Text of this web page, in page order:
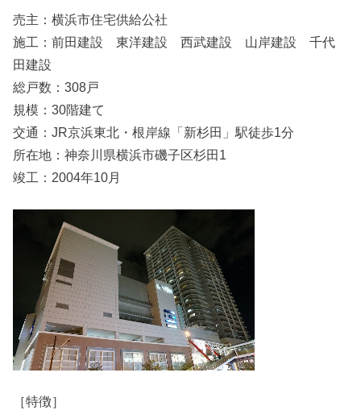
売主：横浜市住宅供給公社
施工：前田建設 東洋建設 西武建設 山岸建設 千代
田建設
総戸数：308戸
規模：30階建て
交通：JR京浜東北・根岸線「新杉田」駅徒歩1分
所在地：神奈川県横浜市磯子区杉田1
竣工：2004年10月
［特徴］